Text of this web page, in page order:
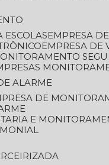
ESCOLAS
EMPRESA
EMPRESA
ALARME
DE
E